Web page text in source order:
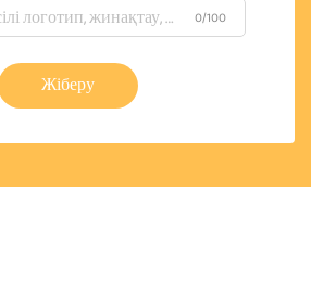
0/100
Жіберу